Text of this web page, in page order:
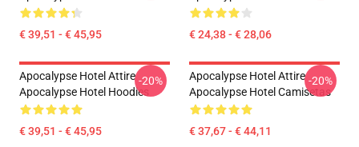
€ 39,51 - € 45,95 € 24,38 - € 28,06
Apocalypse Hotel Attire
Apocalypse Hotel Hoodies
€ 39,51 - € 45,95
-20%
Apocalypse Hotel Attire
Apocalypse Hotel Camisetas
€ 37,67 - € 44,11
-20%